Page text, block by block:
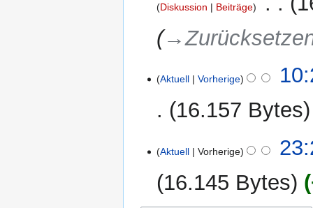
Diskussion Beiträge
AugustAktuell Vorherige
16.157 Bytes
e
n
e
AprilAktuell Vorherige
16.145 Bytes